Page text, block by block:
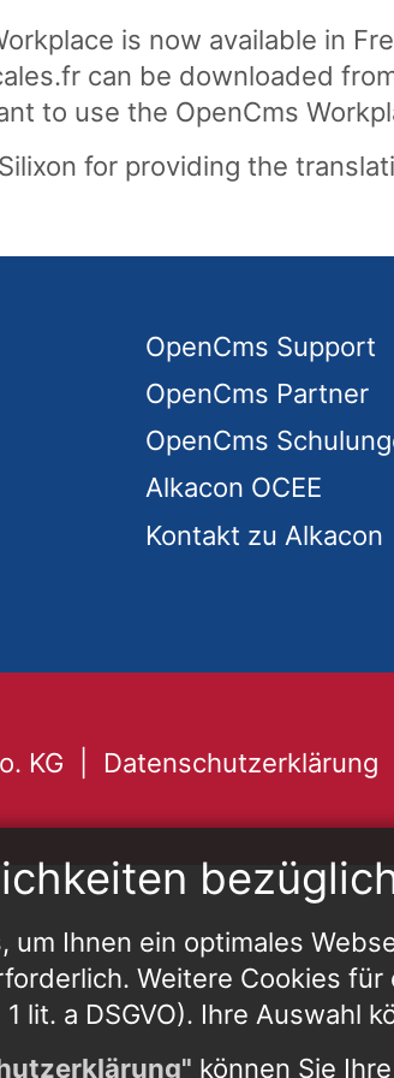
um Ihnen ein optimales
Weitere Cookies
lit. a DSGVO). Ihre Auswahl
können Sie
is now available in
can be downloaded
to use the OpenCms
for providing the
OpenCms Support
OpenCms Partner
OpenCms
Alkacon OCEE
Kontakt zu Alkacon
KG Datenschutzerklärung